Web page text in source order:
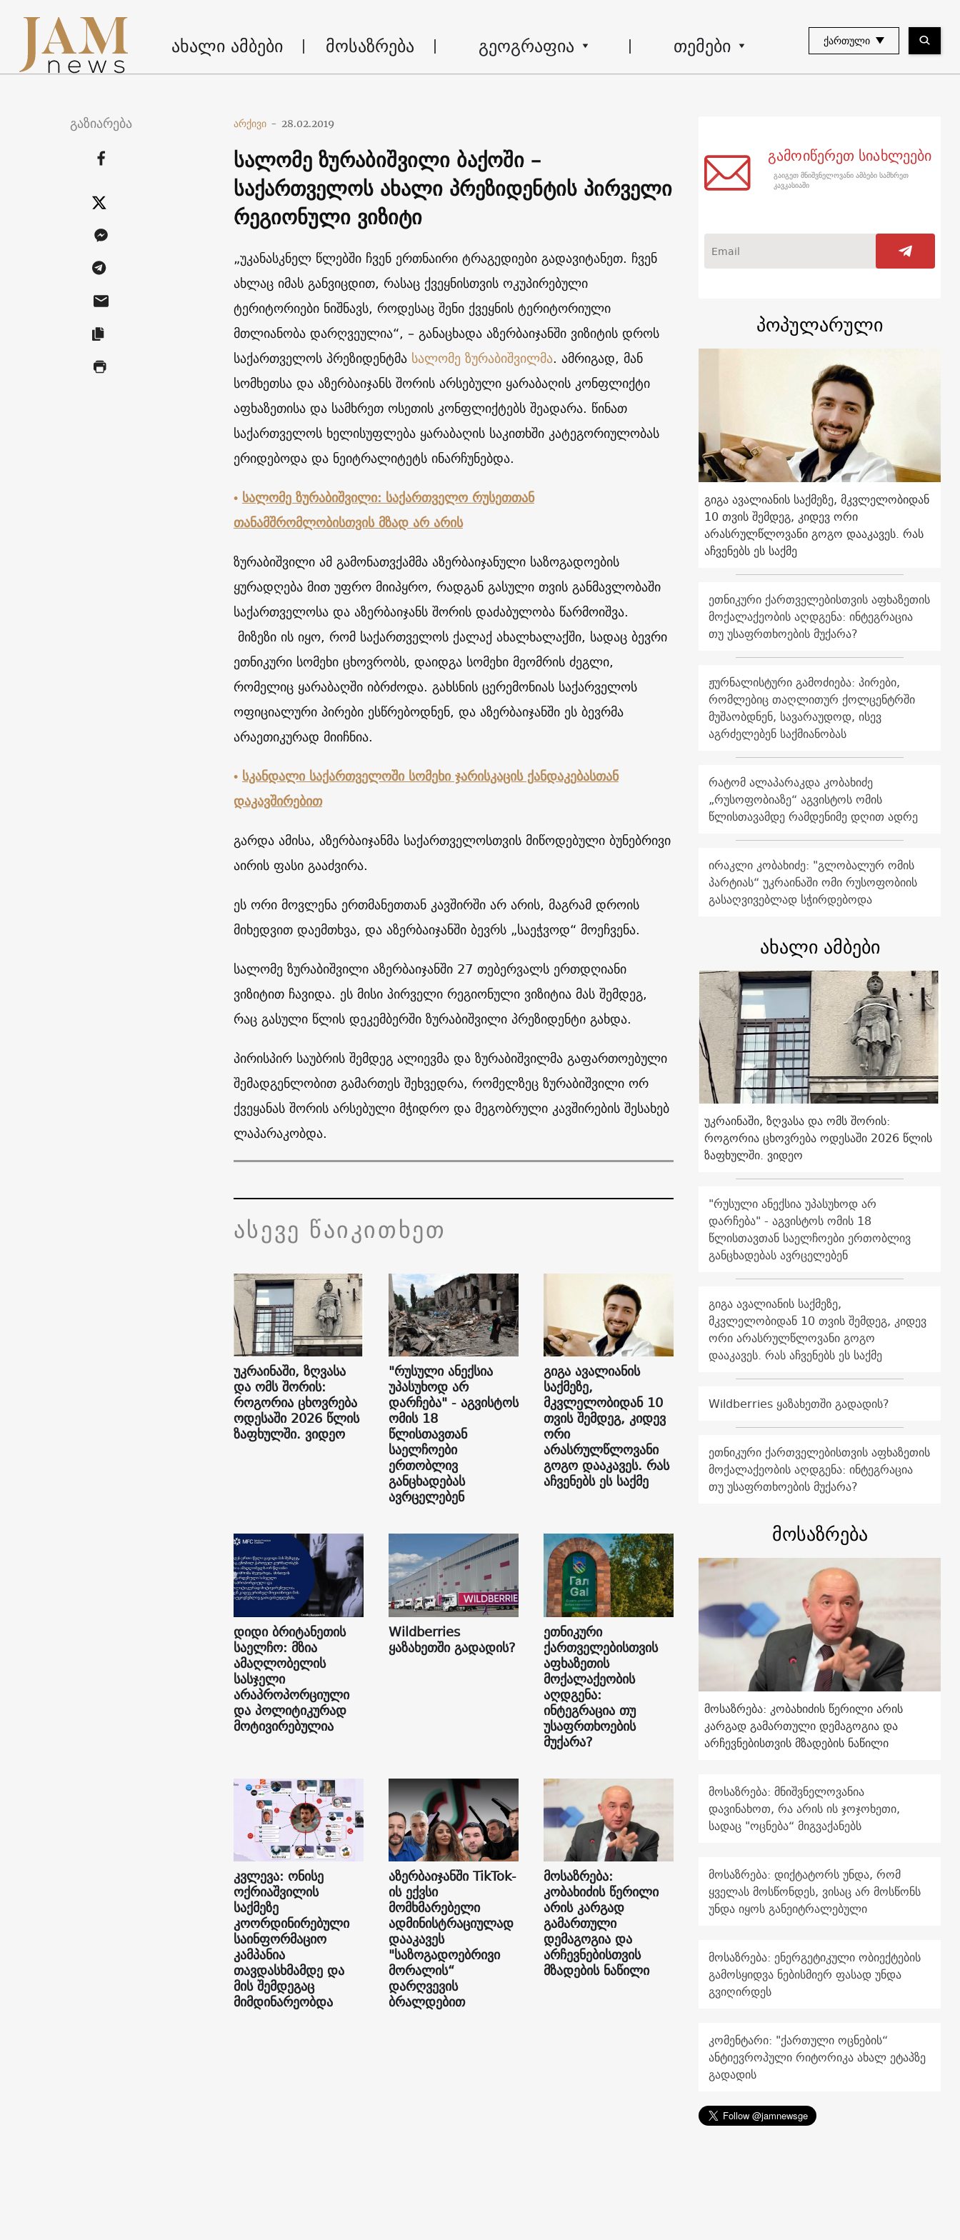
ახალი ამბები მოსაზრება გეოგრაფია თემები ᲥᲐᲠᲗᲣᲚᲘ
გაზიარება არქივი - 28.02.2019
სალომე ზურაბიშვილი ბაქოში –
საქართველოს ახალი პრეზიდენტის პირველი
რეგიონული ვიზიტი
„უკანასკნელ წლებში ჩვენ ერთნაირი ტრაგედიები გადავიტანეთ. ჩვენ
ახლაც იმას განვიცდით, რასაც ქვეყნისთვის ოკუპირებული
ტერიტორიები ნიშნავს, როდესაც შენი ქვეყნის ტერიტორიული
მთლიანობა დარღვეულია“, – განაცხადა აზერბაიჯანში ვიზიტის დროს
საქართველოს პრეზიდენტმა სალომე ზურაბიშვილმა. ამრიგად, მან
სომხეთსა და აზერბაიჯანს შორის არსებული ყარაბაღის კონფლიქტი
აფხაზეთისა და სამხრეთ ოსეთის კონფლიქტებს შეადარა. წინათ
საქართველოს ხელისუფლება ყარაბაღის საკითხში კატეგორიულობას
ერიდებოდა და ნეიტრალიტეტს ინარჩუნებდა.
•სალომე ზურაბიშვილი: საქართველო რუსეთთან
თანამშრომლობისთვის მზად არ არის
ზურაბიშვილი ამ გამონათვქამმა აზერბაიჯანული საზოგადოების
ყურადღება მით უფრო მიიპყრო, რადგან გასული თვის განმავლობაში
საქართველოსა და აზერბაიჯანს შორის დაძაბულობა წარმოიშვა.
მიზეზი ის იყო, რომ საქართველოს ქალაქ ახალხალაქში, სადაც ბევრი
ეთნიკური სომეხი ცხოვრობს, დაიდგა სომეხი მეომრის ძეგლი,
რომელიც ყარაბაღში იბრძოდა. გახსნის ცერემონიას საქარველოს
ოფიციალური პირები ესწრებოდნენ, და აზერბაიჯანში ეს ბევრმა
არაეთიკურად მიიჩნია.
•სკანდალი საქართველოში სომეხი ჯარისკაცის ქანდაკებასთან
დაკავშირებით
გარდა ამისა, აზერბაიჯანმა საქართველოსთვის მიწოდებული ბუნებრივი
აირის ფასი გააძვირა.
ეს ორი მოვლენა ერთმანეთთან კავშირში არ არის, მაგრამ დროის
მიხედვით დაემთხვა, და აზერბაიჯანში ბევრს „საეჭვოდ“ მოეჩვენა.
სალომე ზურაბიშვილი აზერბაიჯანში 27 თებერვალს ერთდღიანი
ვიზიტით ჩავიდა. ეს მისი პირველი რეგიონული ვიზიტია მას შემდეგ,
რაც გასული წლის დეკემბერში ზურაბიშვილი პრეზიდენტი გახდა.
პირისპირ საუბრის შემდეგ ალიევმა და ზურაბიშვილმა გაფართოებული
შემადგენლობით გამართეს შეხვედრა, რომელზეც ზურაბიშვილი ორ
ქვეყანას შორის არსებული მჭიდრო და მეგობრული კავშირების შესახებ
ლაპარაკობდა.
ასევე წაიკითხეთ
უკრაინაში, ზღვასა
და ომს შორის:
როგორია ცხოვრება
ოდესაში 2026 წლის
ზაფხულში. ვიდეო
"რუსული ანექსია
უპასუხოდ არ
დარჩება" - აგვისტოს
ომის 18
წლისთავთან
საელჩოები
ერთობლივ
განცხადებას
ავრცელებენ
გიგა ავალიანის
საქმეზე,
მკვლელობიდან 10
თვის შემდეგ, კიდევ
ორი
არასრულწლოვანი
გოგო დააკავეს. რას
აჩვენებს ეს საქმე
დიდი ბრიტანეთის
საელჩო: მზია
ამაღლობელის
სასჯელი
არაპროპორციული
და პოლიტიკურად
მოტივირებულია
Wildberries
ყაზახეთში გადადის?
ეთნიკური
ქართველებისთვის
აფხაზეთის
მოქალაქეობის
აღდგენა:
ინტეგრაცია თუ
უსაფრთხოების
მუქარა?
კვლევა: ონისე
ოქრიაშვილის
საქმეზე
კოორდინირებული
საინფორმაციო
კამპანია
თავდასხმამდე და
მის შემდეგაც
მიმდინარეობდა
აზერბაიჯანში TikTok-
ის ექვსი
მომხმარებელი
ადმინისტრაციულად
დააკავეს
"საზოგადოებრივი
მორალის“
დარღვევის
ბრალდებით
მოსაზრება:
კობახიძის წერილი
არის კარგად
გამართული
დემაგოგია და
არჩევნებისთვის
მზადების ნაწილი
გამოიწერეთ სიახლეები
გაიგეთ მნიშვნელოვანი ამბები სამხრეთ
კავკასიაში
პოპულარული
გიგა ავალიანის საქმეზე, მკვლელობიდან
10 თვის შემდეგ, კიდევ ორი
არასრულწლოვანი გოგო დააკავეს. რას
აჩვენებს ეს საქმე
ეთნიკური ქართველებისთვის აფხაზეთის
მოქალაქეობის აღდგენა: ინტეგრაცია
თუ უსაფრთხოების მუქარა?
ჟურნალისტური გამოძიება: პირები,
რომლებიც თაღლითურ ქოლცენტრში
მუშაობდნენ, სავარაუდოდ, ისევ
აგრძელებენ საქმიანობას
რატომ ალაპარაკდა კობახიძე
„რუსოფობიაზე“ აგვისტოს ომის
წლისთავამდე რამდენიმე დღით ადრე
ირაკლი კობახიძე: "გლობალურ ომის
პარტიას“ უკრაინაში ომი რუსოფობიის
გასაღვივებლად სჭირდებოდა
ახალი ამბები
უკრაინაში, ზღვასა და ომს შორის:
როგორია ცხოვრება ოდესაში 2026 წლის
ზაფხულში. ვიდეო
"რუსული ანექსია უპასუხოდ არ
დარჩება" - აგვისტოს ომის 18
წლისთავთან საელჩოები ერთობლივ
განცხადებას ავრცელებენ
გიგა ავალიანის საქმეზე,
მკვლელობიდან 10 თვის შემდეგ, კიდევ
ორი არასრულწლოვანი გოგო
დააკავეს. რას აჩვენებს ეს საქმე
Wildberries ყაზახეთში გადადის?
ეთნიკური ქართველებისთვის აფხაზეთის
მოქალაქეობის აღდგენა: ინტეგრაცია
თუ უსაფრთხოების მუქარა?
მოსაზრება
მოსაზრება: კობახიძის წერილი არის
კარგად გამართული დემაგოგია და
არჩევნებისთვის მზადების ნაწილი
მოსაზრება: მნიშვნელოვანია
დავინახოთ, რა არის ის ჯოჯოხეთი,
სადაც "ოცნება“ მიგვაქანებს
მოსაზრება: დიქტატორს უნდა, რომ
ყველას მოსწონდეს, ვისაც არ მოსწონს
უნდა იყოს განეიტრალებული
მოსაზრება: ენერგეტიკული ობიექტების
გამოსყიდვა ნებისმიერ ფასად უნდა
გვიღირდეს
კომენტარი: "ქართული ოცნების“
ანტიევროპული რიტორიკა ახალ ეტაპზე
გადადის